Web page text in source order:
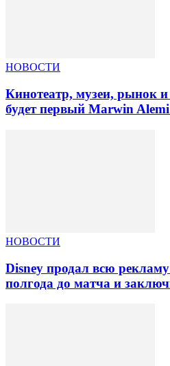
НОВОСТИ
Кинотеатр, музеи, рынок
будет первый Marwin Alemi
НОВОСТИ
Disney продал всю
полгода до матча и